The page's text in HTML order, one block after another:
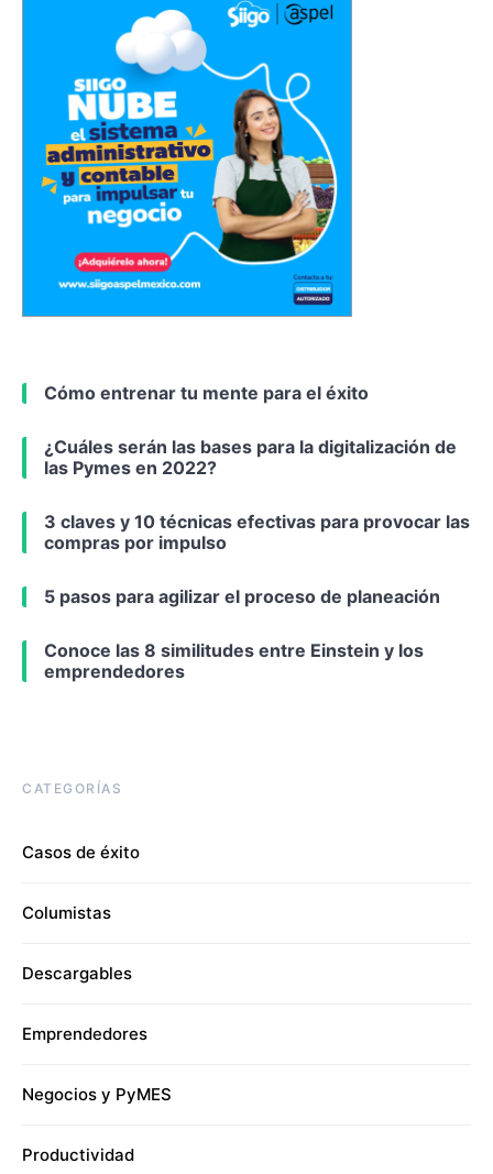
Cómo entrenar tu mente para el éxito
¿Cuáles serán las bases para la digitalización de
las Pymes en 2022?
3 claves y 10 técnicas efectivas para provocar las
compras por impulso
5 pasos para agilizar el proceso de planeación
Conoce las 8 similitudes entre Einstein y los
emprendedores
CATEGORÍAS
Casos de éxito
Columistas
Descargables
Emprendedores
Negocios y PyMES
Productividad